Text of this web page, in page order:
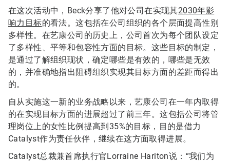
在这次活动中，Beck分享了他对公司在实现其2030年影
响力目标的看法。这包括在公司组织的各个层面提高性别
多样性。在艺康公司的历史上，公司首次为每个团队设定
了多样性、平等和包容性方面的目标。这些目标的制定，
是通过了解组织现状，确定哪些是有效的，哪些是无效
的，并准确地指出阻碍组织实现其目标方面的差距而得出
的。
自从实施这一新的业务战略以来，艺康公司在一年内取得
的在实现目标方面的进展超过了前三年。这包括公司将管
理岗位上的女性比例提高到35%的目标，目的是借力
Catalyst作为责任伙伴，继续在这方面取得进展。
Catalyst总裁兼首席执行官Lorraine Hariton说：“我们为